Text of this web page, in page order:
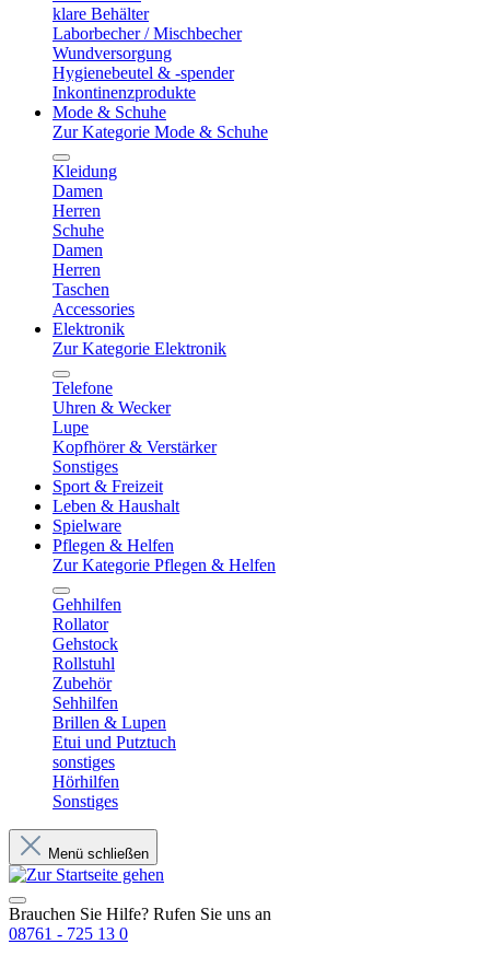
klare Behälter
Laborbecher / Mischbecher
Wundversorgung
Hygienebeutel & -spender
Inkontinenzprodukte
Mode & Schuhe
Zur Kategorie Mode & Schuhe
Kleidung
Damen
Herren
Schuhe
Damen
Herren
Taschen
Accessories
Elektronik
Zur Kategorie Elektronik
Telefone
Uhren & Wecker
Lupe
Kopfhörer & Verstärker
Sonstiges
Sport & Freizeit
Leben & Haushalt
Spielware
Pflegen & Helfen
Zur Kategorie Pflegen & Helfen
Gehhilfen
Rollator
Gehstock
Rollstuhl
Zubehör
Sehhilfen
Brillen & Lupen
Etui und Putztuch
sonstiges
Hörhilfen
Sonstiges
Menü schließen
Brauchen Sie Hilfe? Rufen Sie uns an
08761 - 725 13 0